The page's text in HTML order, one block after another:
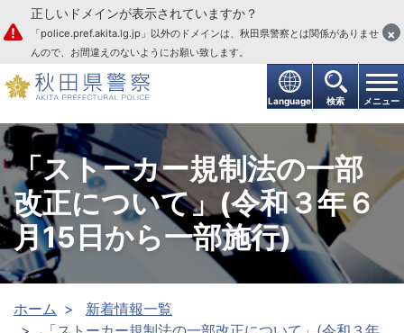
本文へ
Language 検索 メニュー
正しいドメインが表示されていますか？
「police.pref.akita.lg.jp」以外のドメインは、秋田県警察とは関係がありませ
んので、お間違えのないようにお願い致します。
×
「ストーカー規制法の一部
改正について」(令和３年６
月15日から一部施行)
ホーム
新着情報一覧